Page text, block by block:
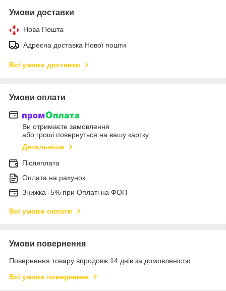
Умови доставки
Нова Пошта
Адресна доставка Нової пошти
Всі умови доставки
Умови оплати
Ви отримаєте замовлення
або гроші повернуться на вашу картку
Детальніше
Післяплата
Оплата на рахунок
Знижка -5% при Оплаті на ФОП
Всі умови оплати
Умови повернення
Повернення товару впродовж 14 днів за домовленістю
Всі умови повернення